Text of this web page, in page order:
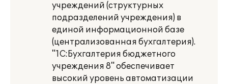
учреждений (структурных
подразделений учреждения) в
единой информационной базе
(централизованная бухгалтерия).
"1С:Бухгалтерия бюджетного
учреждения 8" обеспечивает
высокий уровень автоматизации